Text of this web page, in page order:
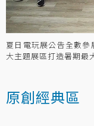
夏日電玩展公告全數
大主題展區打造暑期最
原創經典區